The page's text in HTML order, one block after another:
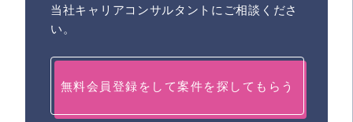
当社キャリアコンサルタントにご相談くださ
い。
無料会員登録をして案件を探してもらう